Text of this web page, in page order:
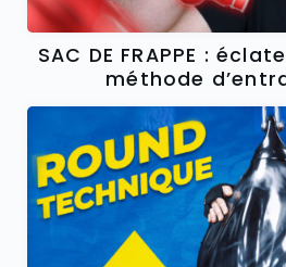
SAC DE FRAPPE :
méthode